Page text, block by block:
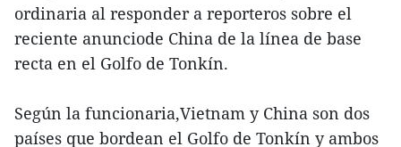
ordinaria al responder a reporteros sobre el
reciente anunciode China de la línea de base
recta en el Golfo de Tonkín.
Según la funcionaria,Vietnam y China son dos
países que bordean el Golfo de Tonkín y ambos